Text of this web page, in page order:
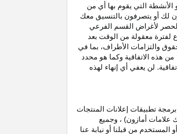
الأنشطة التي يقوم بها أي من
لك أو يتصرفون بالتنسيق معك
لأغراض القسم الفرعي
المدفوع لفترة معقولة من الوقت بعد
والتزامات الأطراف، بما في
من هذه الاتفاقية وكما هو محدد
لن يعفي أي إنهاء لهذه
تطبيقات إعلانات المنتجات
علامات أمازون) ، وجميع
المستخدم من قبلنا أو نيابة عنا